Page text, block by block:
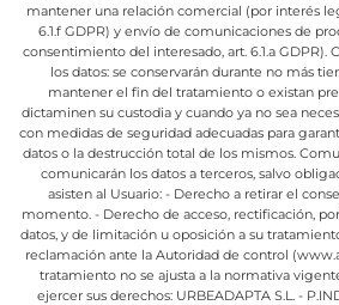
mantener una relación comercial (por interés
6.1.f GDPR) y envío de comunicaciones de
consentimiento del interesado, art. 6.1.a GDPR).
los datos: se conservarán durante no más
mantener el fin del tratamiento o existan
dictaminen su custodia y cuando ya no sea
con medidas de seguridad adecuadas para
datos o la destrucción total de los mismos.
comunicarán los datos a terceros, salvo
asisten al Usuario: - Derecho a retirar el
momento. - Derecho de acceso, rectificación,
datos, y de limitación u oposición a su
reclamación ante la Autoridad de control
tratamiento no se ajusta a la normativa
ejercer sus derechos: URBEADAPTA S.L. -